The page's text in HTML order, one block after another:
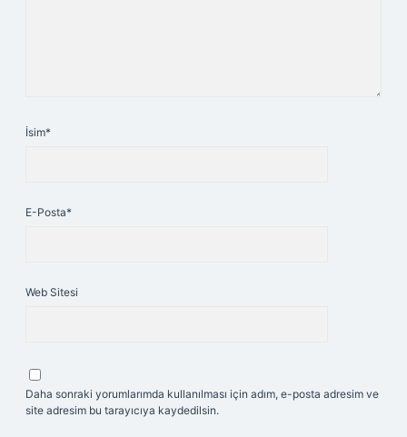
İsim*
E-Posta*
Web Sitesi
Daha sonraki yorumlarımda kullanılması için adım, e-posta adresim ve
site adresim bu tarayıcıya kaydedilsin.